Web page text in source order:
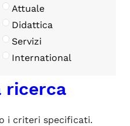
Attuale
Didattica
Servizi
International
ricerca
i criteri specificati.